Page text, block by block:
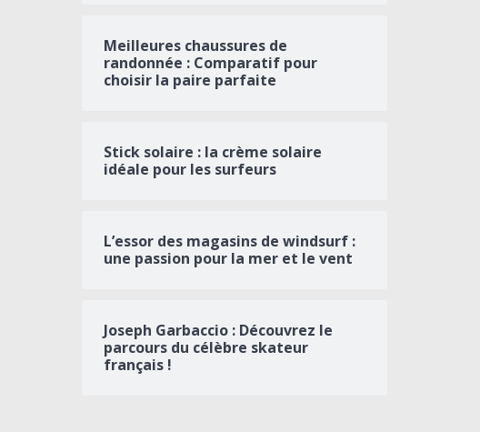
Meilleures chaussures de
randonnée : Comparatif pour
choisir la paire parfaite
Stick solaire : la crème solaire
idéale pour les surfeurs
L’essor des magasins de windsurf :
une passion pour la mer et le vent
Joseph Garbaccio : Découvrez le
parcours du célèbre skateur
français !